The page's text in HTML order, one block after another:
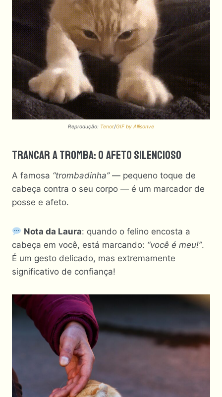
Reprodução: Tenor/GIF by Allisonve
Trancar A Tromba: O Afeto Silencioso
A famosa “trombadinha”— pequeno toque de
cabeça contra o seu corpo — é um marcador de
posse e afeto.
Nota da Laura: quando o felino encosta a
cabeça em você, está marcando: “você é meu!”.
É um gesto delicado, mas extremamente
significativo de confiança!